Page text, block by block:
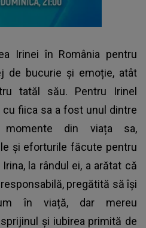
Irinei în România pentru
de bucurie și emoție, atât
tatăl său. Pentru Irinel
cu fiica sa a fost unul dintre
din viața sa,
și eforturile făcute pentru
la rândul ei, a arătat că
pregătită să își
în viață, dar mereu
și iubirea primită de